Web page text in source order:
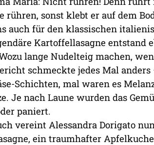
rühren, sonst klebt er auf dem
auch für den klassischen
Kartoffellasagne entstand
lange Nudelteig machen,
schmeckte jedes Mal
Schichten, mal waren es
Je nach Laune wurden das
paniert.
vereint Alessandra Dorigato
ein traumhafter